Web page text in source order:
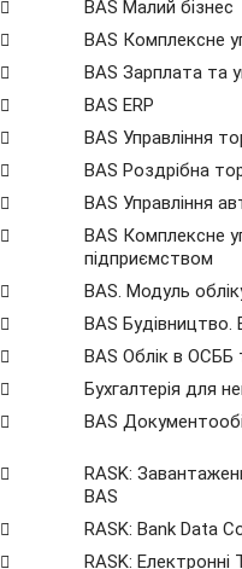
BAS Малий бізнес
BAS Комплексне
BAS Зарплата та
BAS ERP
BAS Управління
BAS Роздрібна
BAS Управління
BAS Комплексне
підприємством
BAS. Модуль
BAS Будівництво.
BAS Облік в ОСББ
Бухгалтерія для
BAS
RASK:
BAS
RASK: Bank Data
RASK: